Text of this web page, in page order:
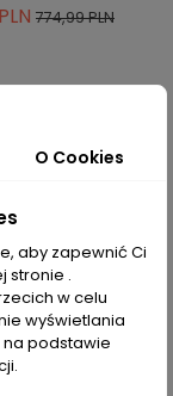
774,99 PLN
O Cookies
aby zapewnić Ci
stronie .
w celu
wyświetlania
podstawie